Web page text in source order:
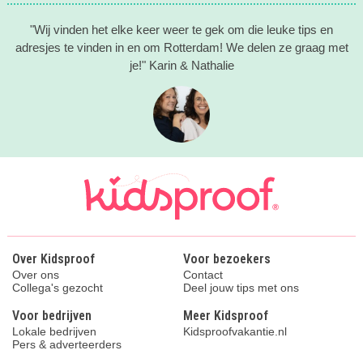
"Wij vinden het elke keer weer te gek om die leuke tips en
adresjes te vinden in en om Rotterdam! We delen ze graag met
je!" Karin & Nathalie
Over Kidsproof
Over ons
Collega's gezocht
Voor bezoekers
Contact
Deel jouw tips met ons
Voor bedrijven
Lokale bedrijven
Pers & adverteerders
Meer Kidsproof
Kidsproofvakantie.nl